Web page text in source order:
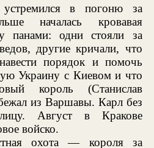
в погоню за
началась кровавая
панами: одни стояли за
другие кричали, что
порядок и помочь
Украину с Киевом и что
король (Станислав
из Варшавы. Карл без
Август в Кракове
войско.
охота — короля за